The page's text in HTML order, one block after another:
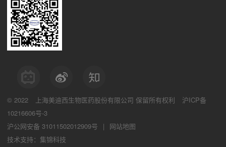
© 2022 上海美迪西生物医药股份有限公司 保留所有权利
沪ICP备
10216606号-3
沪公网安备 31011502012909号
|
网站地图
技术支持：集锦科技